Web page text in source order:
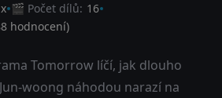
🎬 Počet dílů: 16
hodnocení)
Tomorrow líčí, jak dlouho
woong náhodou narazí na